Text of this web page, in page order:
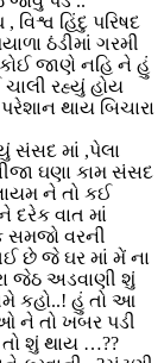
હિંદુ પરિષદ
ઠંડીમાં ગરમી
કોઈ જાણે નહિ ને હું
રહ્યું હોય
થાય બિચારા
સંસદ માં ,પેલા
ઘણા કામ સંસદ
ને તો કઈ
વાત માં
વરની
જે ઘર માં મેં ના
જેઠ અડવાણી શું
કહો..! હું તો આ
ને તો ખબર પડી
શું થાય …??